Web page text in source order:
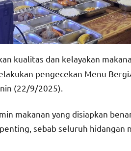
kualitas dan kelayakan
pengecekan Menu
(22/9/2025).
makanan yang disiapkan
sebab seluruh hidangan